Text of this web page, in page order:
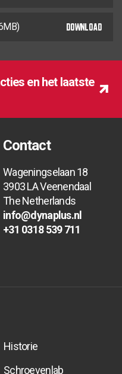
DOWNLOAD
en het laatste
Contact
Wageningselaan 18
3903 LA Veenendaal
The Netherlands
info@dynaplus.nl
info@dynaplus.nl
info@dynaplus.nl
+31 0318 539 711
Historie
Schroevenlab